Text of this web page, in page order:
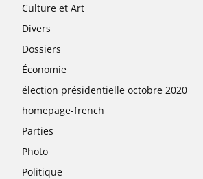
Culture et Art
Divers
Dossiers
Économie
élection présidentielle octobre 2020
homepage-french
Parties
Photo
Politique